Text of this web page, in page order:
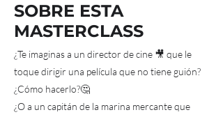
SOBRE ESTA
MASTERCLASS
¿Te imaginas a un director de cine 🎥 que le
toque dirigir una película que no tiene guión?
¿Cómo hacerlo?🤔
¿O a un capitán de la marina mercante que